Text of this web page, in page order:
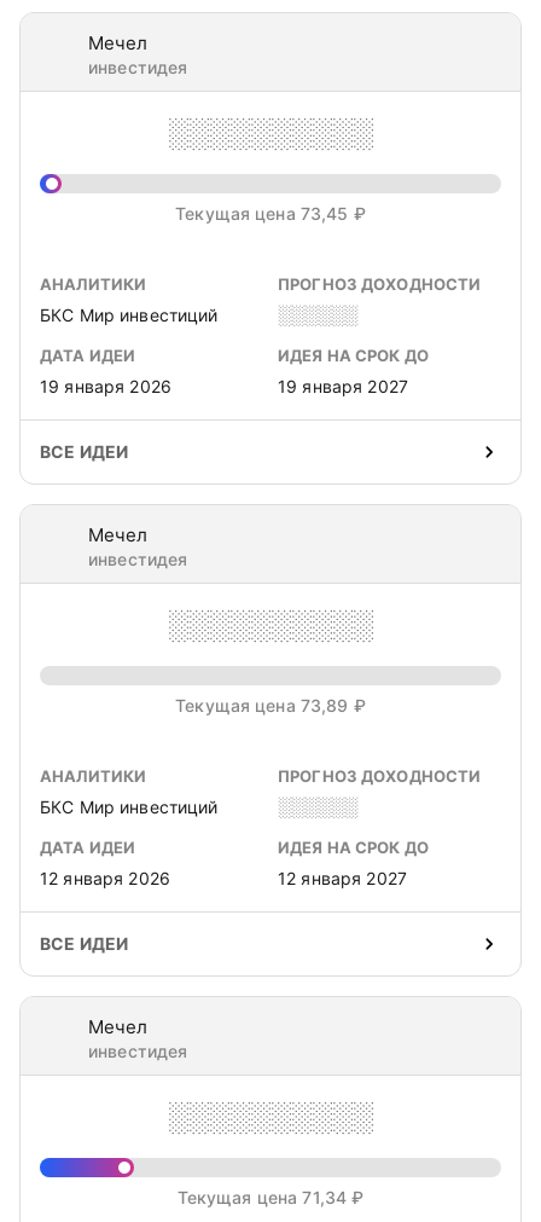
Мечел
инвестидея
░░░░░░░░░░
Текущая цена 73,45 ₽
АНАЛИТИКИ
БКС Мир инвестиций
ПРОГНОЗ ДОХОДНОСТИ
░░░░░░
ДАТА ИДЕИ
19 января 2026
ИДЕЯ НА СРОК ДО
19 января 2027
ВСЕ ИДЕИ
Мечел
инвестидея
░░░░░░░░░░
Текущая цена 73,89 ₽
АНАЛИТИКИ
БКС Мир инвестиций
ПРОГНОЗ ДОХОДНОСТИ
░░░░░░
ДАТА ИДЕИ
12 января 2026
ИДЕЯ НА СРОК ДО
12 января 2027
ВСЕ ИДЕИ
Мечел
инвестидея
░░░░░░░░░░
Текущая цена 71,34 ₽